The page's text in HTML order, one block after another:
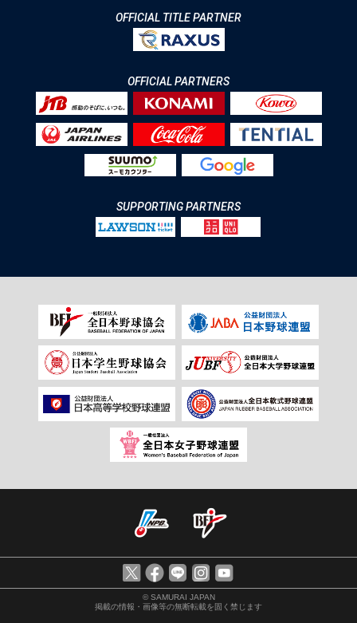
OFFICIAL TITLE PARTNER
OFFICIAL PARTNERS
SUPPORTING PARTNERS
© SAMURAI JAPAN
掲載の情報・画像等の無断転載を固く禁じます